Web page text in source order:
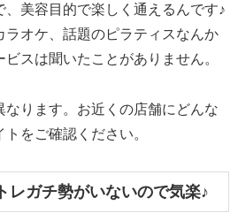
、美容目的で楽しく通えるんです♪
ラオケ、話題のピラティスなんか
スは聞いたことがありません。
ります。お近くの店舗にどんな
をご確認ください。
レガチ勢がいないので気楽♪